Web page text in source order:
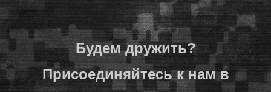
Будем дружить?
Присоединяйтесь к нам в